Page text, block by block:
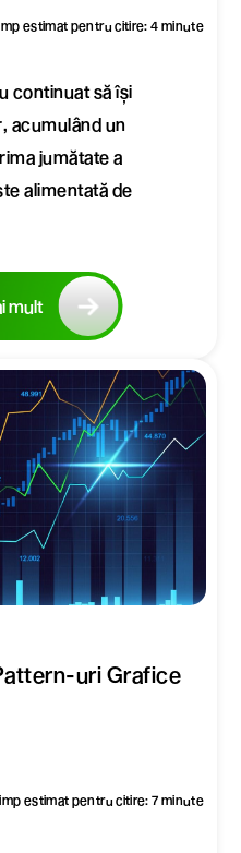
estimat pentru citire: 4 minute
continuat să își
acumulând un
jumătate a
alimentată de
mult
uri Grafice
estimat pentru citire: 7 minute